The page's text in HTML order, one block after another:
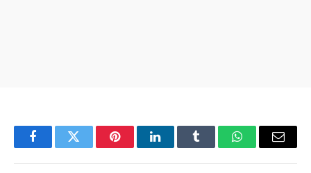
FacebookTwitter PinterestLinkedInTumblr WhatsAppEmail